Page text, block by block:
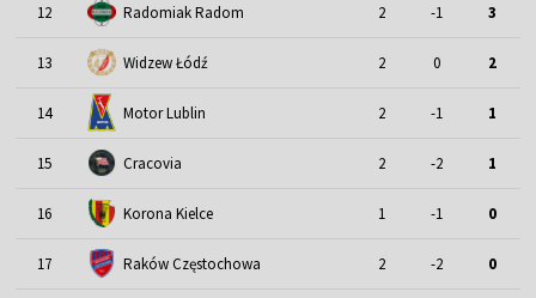
12 Radomiak Radom 2 -1 3
13 Widzew Łódź 2 0 2
14 Motor Lublin 2 -1 1
15 Cracovia 2 -2 1
16 Korona Kielce 1 -1 0
17 Raków Częstochowa 2 -2 0